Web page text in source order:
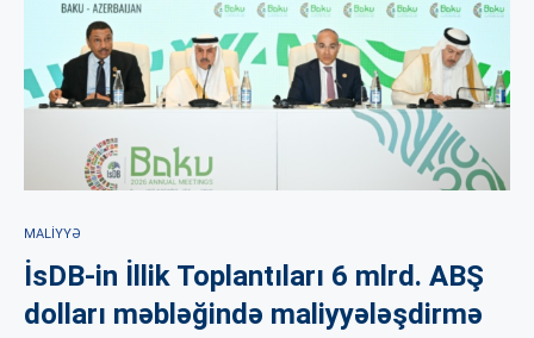
MALIYYƏ
İsDB-in İllik Toplantıları 6 mlrd. ABŞ
dolları məbləğində maliyyələşdirmə